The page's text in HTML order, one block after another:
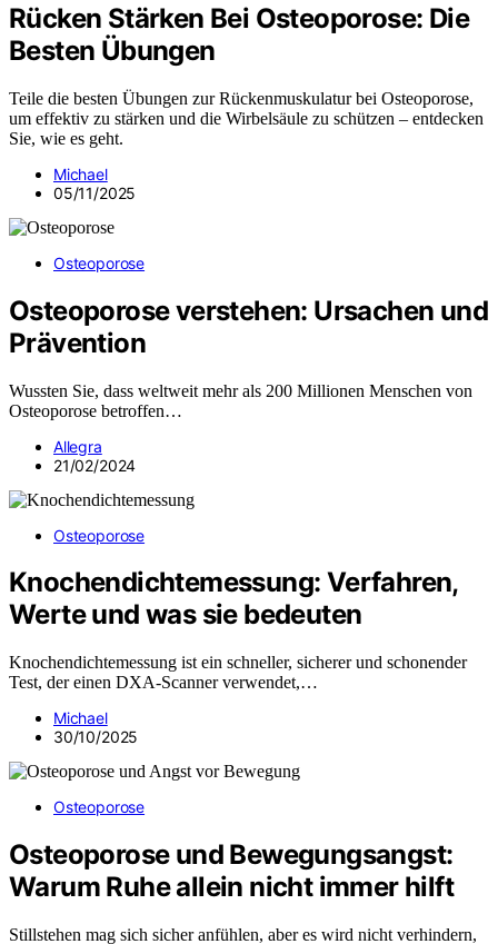
Rücken Stärken Bei Osteoporose: Die
Besten Übungen
Teile die besten Übungen zur Rückenmuskulatur bei Osteoporose,
um effektiv zu stärken und die Wirbelsäule zu schützen – entdecken
Sie, wie es geht.
Michael
05/11/2025
Osteoporose
Osteoporose verstehen: Ursachen und
Prävention
Wussten Sie, dass weltweit mehr als 200 Millionen Menschen von
Osteoporose betroffen…
Allegra
21/02/2024
Osteoporose
Knochendichtemessung: Verfahren,
Werte und was sie bedeuten
Knochendichtemessung ist ein schneller, sicherer und schonender
Test, der einen DXA-Scanner verwendet,…
Michael
30/10/2025
Osteoporose
Osteoporose und Bewegungsangst:
Warum Ruhe allein nicht immer hilft
Stillstehen mag sich sicher anfühlen, aber es wird nicht verhindern,